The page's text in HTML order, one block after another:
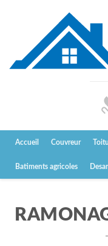
Accueil Couvreur
Batiments agricoles